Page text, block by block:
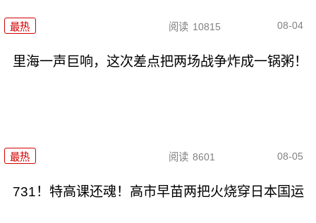
最热 阅读 10815 08-04
里海一声巨响，这次差点把两场战争炸成一锅粥！
最热 阅读 8601 08-05
731！特高课还魂！高市早苗两把火烧穿日本国运